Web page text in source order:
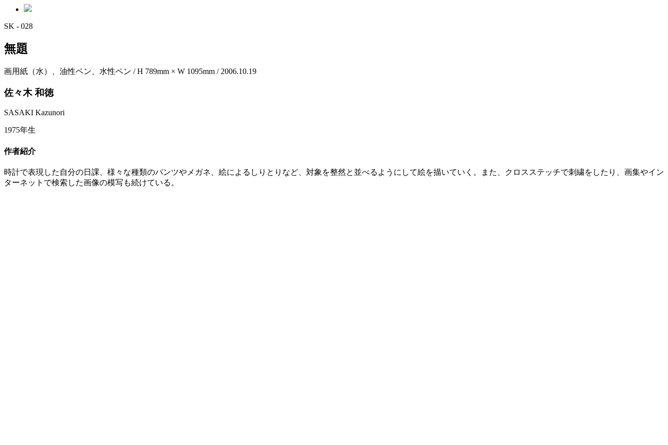
SK - 028
無題
画用紙（水）、油性ペン、水性ペン / H 789mm × W 1095mm / 2006.10.19
佐々木 和徳
SASAKI Kazunori
1975年生
作者紹介
時計で表現した自分の日課、様々な種類のパンツやメガネ、絵によるしりとりなど、対象を整然と並べるようにして絵を描いていく。また、クロスステッチで刺繍をしたり、画集やイン
ターネットで検索した画像の模写も続けている。